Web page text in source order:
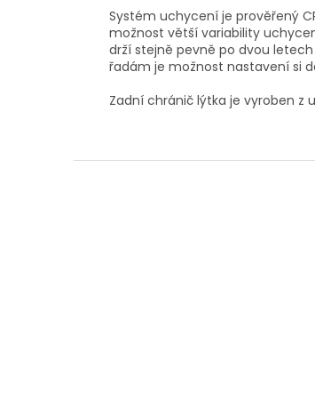
Systém uchycení je prověřený
možnost větší variability
drží stejně pevně po dvou
řadám je možnost nastavení si
Zadní chránič lýtka je vyroben z